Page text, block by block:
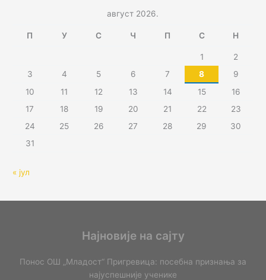
август 2026.
П У С Ч П С Н
1
2
3
4 5 6 7 8
9
10
11 12 13 14 15
16
17
18 19 20 21 22
23
24
25 26 27 28 29
30
31
« јул
Најновије на сајту
Понос ОШ „Младост“ Пригревица: посебна признања за
најуспешније ученике